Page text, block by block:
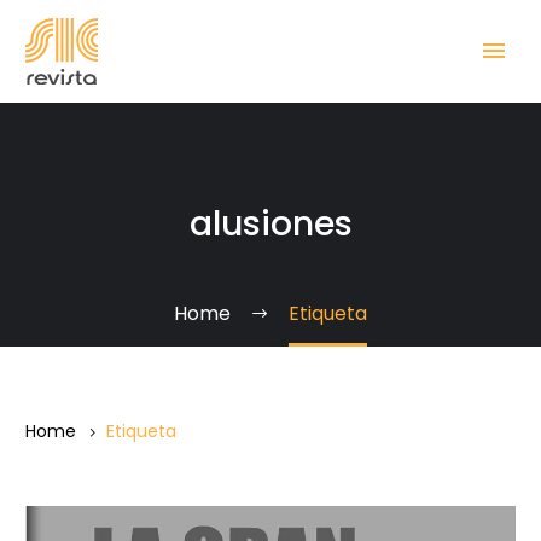
alusiones
Home Etiqueta
Home Etiqueta